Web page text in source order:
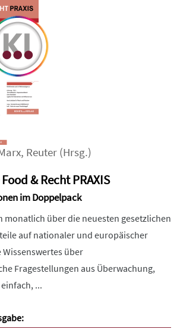
, Reuter (Hrsg.)
& Recht PRAXIS
im Doppelpack
monatlich über die neuesten gesetzlichen
auf nationaler und europäischer
Wissenswertes über
Fragestellungen aus Überwachung,
...